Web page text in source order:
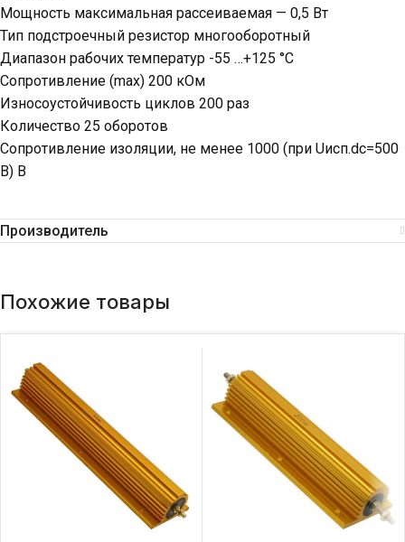
Мощность максимальная рассеиваемая — 0,5 Вт
Тип подстроечный резистор многооборотный
Диапазон рабочих температур -55 …+125 °С
Сопротивление (max) 200 кОм
Износоустойчивость циклов 200 раз
Количество 25 оборотов
Сопротивление изоляции, не менее 1000 (при Uисп.dc=500
В) В
Производитель
Похожие товары